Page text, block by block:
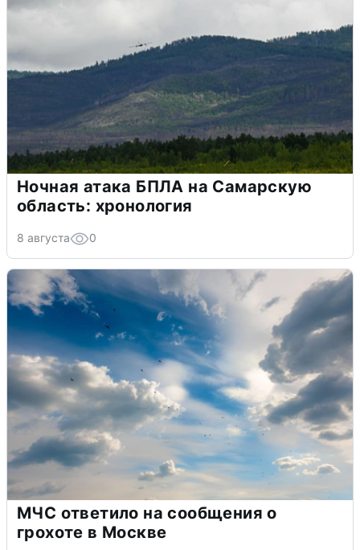
Ночная атака БПЛА на Самарскую
область: хронология
8 августа 0
МЧС ответило на сообщения о
грохоте в Москве